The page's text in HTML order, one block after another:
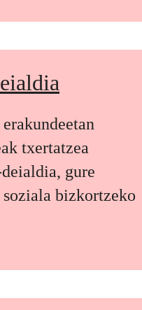
txertatzea
gure
bizkortzeko